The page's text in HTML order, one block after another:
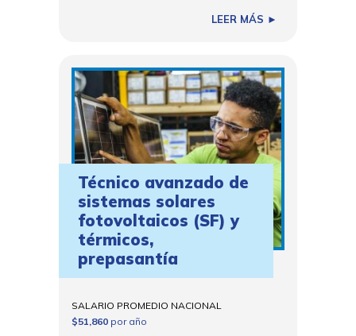
LEER MÁS ►
Técnico avanzado de
sistemas solares
fotovoltaicos (SF) y
térmicos,
prepasantía
SALARIO PROMEDIO NACIONAL
$51,860 por año